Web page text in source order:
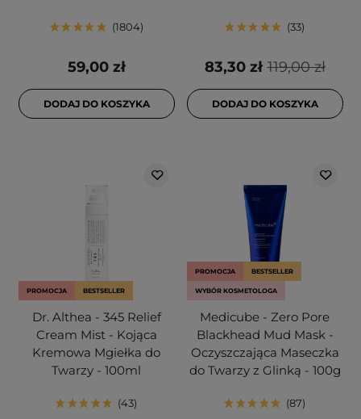
1804
59,00 zł
DODAJ DO KOSZYKA
33
119,00 zł
83,30 zł
DODAJ DO KOSZYKA
PROMOCJA BESTSELLER
Dr. Althea - 345 Relief
Cream Mist - Kojąca
Kremowa Mgiełka do
Twarzy - 100ml
43
PROMOCJA BESTSELLER
WYBÓR KOSMETOLOGA
Medicube - Zero Pore
Blackhead Mud Mask -
Oczyszczająca Maseczka
do Twarzy z Glinką - 100g
87